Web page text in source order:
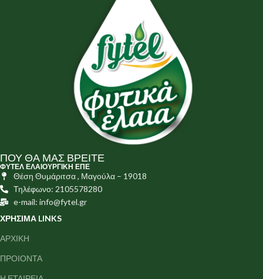
ΠΟΥ ΘΑ ΜΑΣ ΒΡΕΙΤΕ
ΦΥΤΕΛ ΕΛΑΙΟΥΡΓΙΚΗ ΕΠΕ
Θέση Θυμάριτσα , Μαγούλα – 19018
Τηλέφωνο: 2105578280
e-mail: info@fytel.gr
ΧΡΗΣΙΜΑ LINKS
ΑΡΧΙΚΗ
ΠΡΟΙΟΝΤΑ